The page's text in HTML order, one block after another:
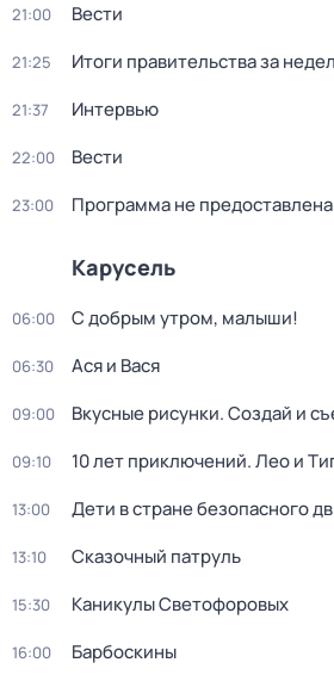
21:00 Вести
21:25 Итоги правительства за
21:37 Интервью
22:00 Вести
23:00 Программа не
Карусель
06:00 С добрым утром, малыши!
06:30 Ася и Вася
09:00 Вкусные рисунки. Создай и
09:10 10 лет приключений. Лео и
13:00 Дети в стране безопасного
13:10 Сказочный патруль
15:30 Каникулы Светофоровых
16:00 Барбоскины